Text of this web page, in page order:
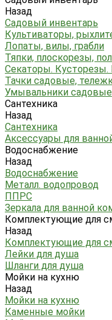
Назад
Садовый инвентарь
Культиваторы,
Лопаты, вилы, грабли
Тяпки, плоскорезы,
Секаторы.
Тачки садовые,
Умывальники садовые
Сантехника
Назад
Сантехника
Аксессуары для
Водоснабжение
Назад
Водоснабжение
Металл. водопровод
ППРС
Зеркала для ванной
Комплектующие для
Назад
Комплектующие для
Лейки для душа
Шланги для душа
Мойки на кухню
Назад
Мойки на кухню
Каменные мойки